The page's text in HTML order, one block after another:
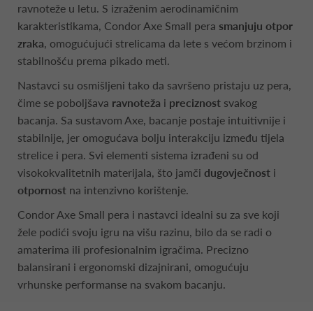
ravnoteže u letu. S izraženim aerodinamičnim
karakteristikama, Condor Axe Small pera smanjuju otpor
zraka, omogućujući strelicama da lete s većom brzinom i
stabilnošću prema pikado meti.
Nastavci su osmišljeni tako da savršeno pristaju uz pera,
čime se poboljšava ravnoteža i preciznost svakog
bacanja. Sa sustavom Axe, bacanje postaje intuitivnije i
stabilnije, jer omogućava bolju interakciju između tijela
strelice i pera. Svi elementi sistema izrađeni su od
visokokvalitetnih materijala, što jamči dugovječnost i
otpornost na intenzivno korištenje.
Condor Axe Small pera i nastavci idealni su za sve koji
žele podići svoju igru na višu razinu, bilo da se radi o
amaterima ili profesionalnim igračima. Precizno
balansirani i ergonomski dizajnirani, omogućuju
vrhunske performanse na svakom bacanju.